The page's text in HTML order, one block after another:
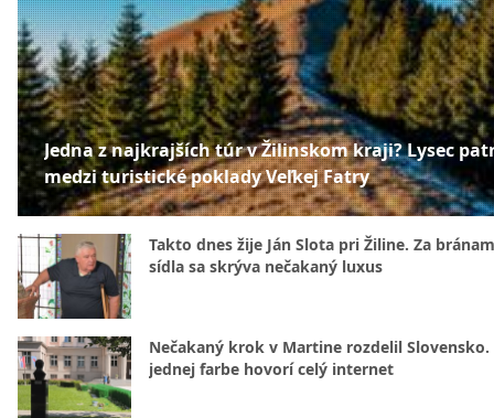
Jedna z najkrajších túr v Žilinskom kraji? Lysec
medzi turistické poklady Veľkej Fatry
Takto dnes žije Ján Slota pri Žiline. Za
sídla sa skrýva nečakaný luxus
Nečakaný krok v Martine rozdelil Slovensko.
jednej farbe hovorí celý internet